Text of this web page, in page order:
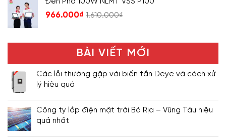
966.000₫ 1.610.000₫
BÀI VIẾT MỚI
Các lỗi thường gặp với biến tần Deye và cách xử
lý hiệu quả
Công ty lắp điện mặt trời Bà Rịa – Vũng Tàu hiệu
quả nhất